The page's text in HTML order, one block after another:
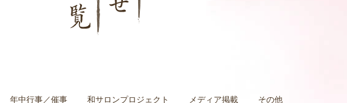
年中行事／催事 和サロンプロジェクト メディア掲載 その他